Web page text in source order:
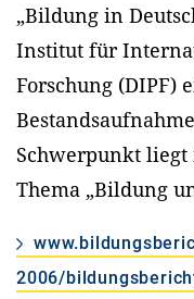
„Bildung in
Institut für
Forschung (DIPF)
Schwerpunkt liegt
Thema „Bildung
2006/